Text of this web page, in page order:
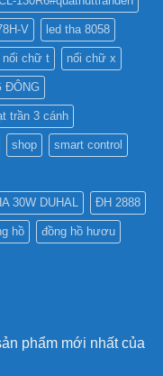
V led tha 8058
nối chữ t nối chữ x
ĐÔNG
trần 3 cánh
shop smart control
30W DUHAL ĐH 2888
hồ đồng hồ hươu
phẩm mới nhất của